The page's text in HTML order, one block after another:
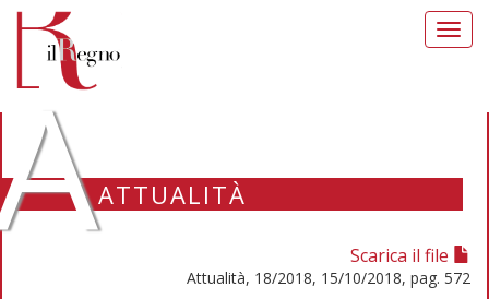
ATTUALITÀ
Scarica il file
Attualità, 18/2018, 15/10/2018, pag. 572